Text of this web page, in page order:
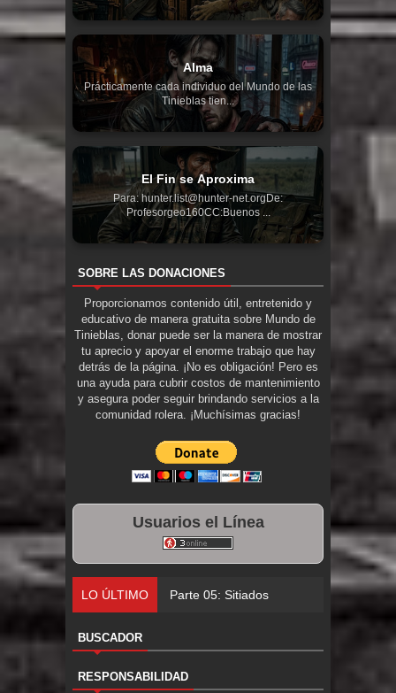
Alma
Prácticamente cada individuo del Mundo de las
Tinieblas tien...
El Fin se Aproxima
Para: hunter.list@hunter-net.orgDe:
Profesorgeo160CC:Buenos ...
SOBRE LAS DONACIONES
Proporcionamos contenido útil, entretenido y
educativo de manera gratuita sobre Mundo de
Tinieblas, donar puede ser la manera de mostrar
tu aprecio y apoyar el enorme trabajo que hay
detrás de la página. ¡No es obligación! Pero es
una ayuda para cubrir costos de mantenimiento
y asegura poder seguir brindando servicios a la
comunidad rolera. ¡Muchísimas gracias!
Usuarios el Línea
LO ÚLTIMO Parte 05: Sitiados
BUSCADOR
RESPONSABILIDAD